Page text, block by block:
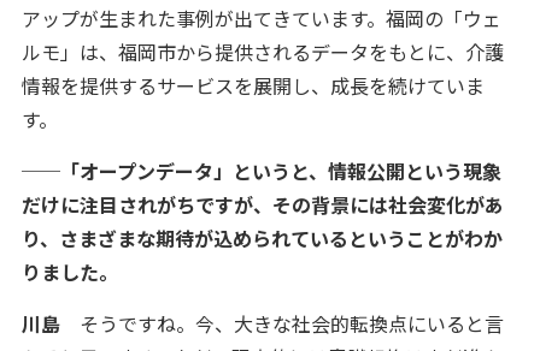
アップが生まれた事例が出てきています。福岡の「ウェ
ルモ」は、福岡市から提供されるデータをもとに、介護
情報を提供するサービスを展開し、成長を続けていま
す。
──「オープンデータ」というと、情報公開という現象
だけに注目されがちですが、その背景には社会変化があ
り、さまざまな期待が込められているということがわか
りました。
川島 そうですね。今、大きな社会的転換点にいると言